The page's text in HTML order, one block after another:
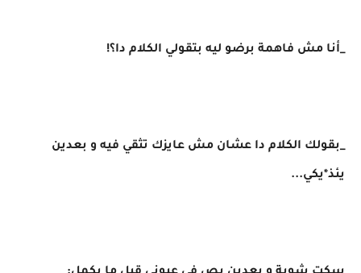
_أنا مش فاهمة برضو ليه بتقولي الكلام دا؟!
_بقولك الكلام دا عشان مش عايزك تثقي فيه و بعدين
يئذ*يكي...